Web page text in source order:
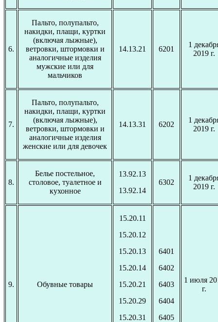
6.
Пальто, полупальто,
накидки, плащи, куртки
(включая лыжные),
ветровки, штормовки и
аналогичные изделия
мужские или для
мальчиков
14.13.21 6201
1
2019 г.
7.
Пальто, полупальто,
накидки, плащи, куртки
(включая лыжные),
ветровки, штормовки и
аналогичные изделия
женские или для девочек
14.13.31 6202
1
2019 г.
8.
Белье постельное,
столовое, туалетное и
кухонное
13.92.13
13.92.14
6302
1
2019 г.
9. Обувные товары
15.20.11
15.20.12
15.20.13
15.20.14
15.20.21
15.20.29
15.20.31
6401
6402
6403
6404
6405
1 июля
г.